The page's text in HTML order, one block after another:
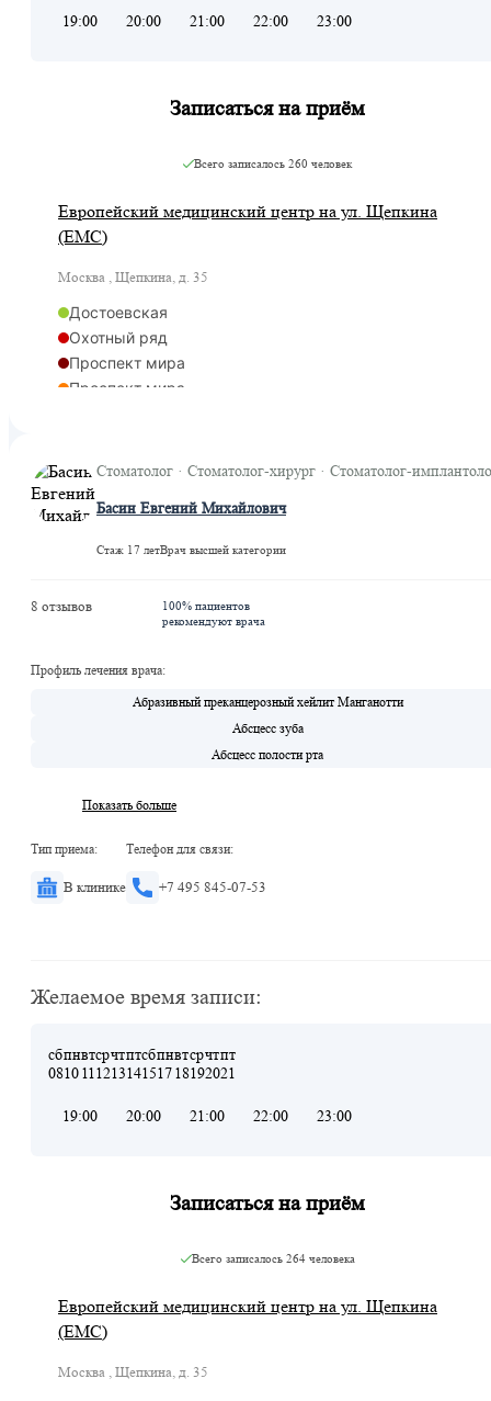
19:00 20:00 21:00 22:00 23:00
Записаться на приём
Всего записалось 260 человек
Европейский медицинский центр на ул. Щепкина
(ЕМС)
Москва , Щепкина, д. 35
Достоевская
Охотный ряд
Проспект мира
Проспект мира
Цветной бульвар
Рижская
Марьина Роща
Стоматолог · Стоматолог-хирург · Стоматолог-
Басин Евгений Михайлович
Стаж 17 летВрач высшей категории
8 отзывов
100% пациентов
рекомендуют врача
Профиль лечения врача:
Абразивный преканцерозный хейлит Манганотти
Абсцесс зуба
Абсцесс полости рта
Показать больше
Тип приема:
В клинике
Телефон для связи:
+7 495 845-07-53
Желаемое время записи:
сб
08
пн
10
вт
11
ср
12
чт
13
пт
14
сб
15
пн
17
вт
18
ср
19
чт
20
пт
21
19:00 20:00 21:00 22:00 23:00
Записаться на приём
Всего записалось264 человека
Европейский медицинский центр на ул. Щепкина
(ЕМС)
Москва , Щепкина, д. 35